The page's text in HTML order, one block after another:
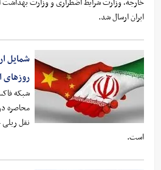
ایران ارسال شد.
شمایل
روزهای
شبکه
محاصره
نقل ریلی
است.